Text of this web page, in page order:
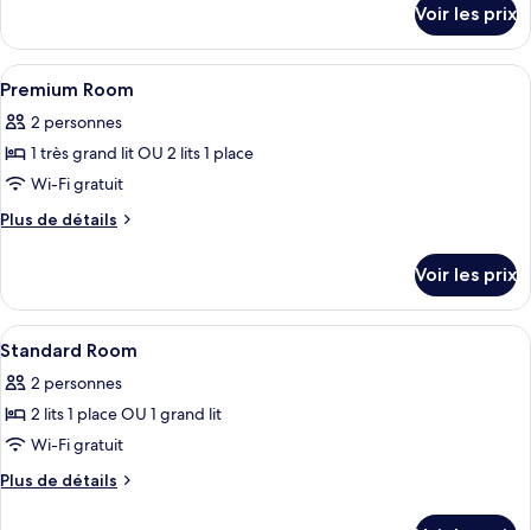
Premium
le
type
de
Chambre
Simple
Voir les prix
Afficher
toutes
les
photos
pour
ce
chambre :
Premium
Room
1 chambre, bureau, espace de
16
Premium Room
2 personnes
1 très grand lit OU 2 lits 1 place
Wi-Fi gratuit
Plus de détails
Plus
le
type
de
Premium
Room
Voir les prix
Afficher
toutes
les
photos
pour
ce
1 chambre, bureau, espace de
14
Standard Room
2 personnes
2 lits 1 place OU 1 grand lit
Wi-Fi gratuit
Plus de détails
Plus